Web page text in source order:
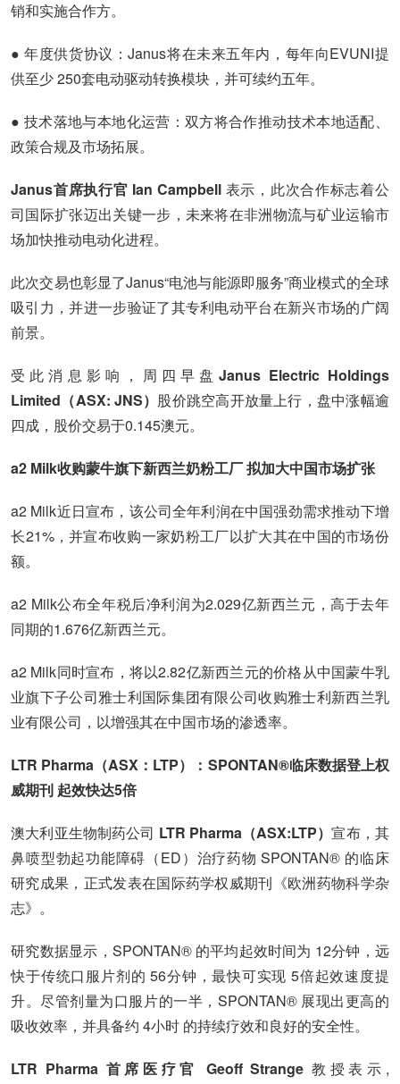
销和实施合作方。
● 年度供货协议：Janus将在未来五年内，每年向EVUNI提
供至少 250套电动驱动转换模块，并可续约五年。
● 技术落地与本地化运营：双方将合作推动技术本地适配、
政策合规及市场拓展。
Janus首席执行官 Ian Campbell 表示，此次合作标志着公
司国际扩张迈出关键一步，未来将在非洲物流与矿业运输市
场加快推动电动化进程。
此次交易也彰显了Janus“电池与能源即服务”商业模式的全球
吸引力，并进一步验证了其专利电动平台在新兴市场的广阔
前景。
受此消息影响，周四早盘 Janus Electric Holdings
Limited（ASX: JNS） 股价跳空高开放量上行，盘中涨幅逾
四成，股价交易于0.145澳元。
a2 Milk收购蒙牛旗下新西兰奶粉工厂 拟加大中国市场扩张
a2 Milk近日宣布，该公司全年利润在中国强劲需求推动下增
长21%，并宣布收购一家奶粉工厂以扩大其在中国的市场份
额。
a2 Milk公布全年税后净利润为2.029亿新西兰元，高于去年
同期的1.676亿新西兰元。
a2 Milk同时宣布，将以2.82亿新西兰元的价格从中国蒙牛乳
业旗下子公司雅士利国际集团有限公司收购雅士利新西兰乳
业有限公司，以增强其在中国市场的渗透率。
LTR Pharma（ASX：LTP）：SPONTAN®临床数据登上权
威期刊 起效快达5倍
澳大利亚生物制药公司 LTR Pharma（ASX:LTP）宣布，其
鼻喷型勃起功能障碍（ED）治疗药物 SPONTAN® 的临床
研究成果，正式发表在国际药学权威期刊《欧洲药物科学杂
志》。
研究数据显示，SPONTAN® 的平均起效时间为 12分钟，远
快于传统口服片剂的 56分钟，最快可实现 5倍起效速度提
升。尽管剂量为口服片的一半，SPONTAN® 展现出更高的
吸收效率，并具备约 4小时 的持续疗效和良好的安全性。
LTR Pharma 首席医疗官 Geoff Strange教授表示,